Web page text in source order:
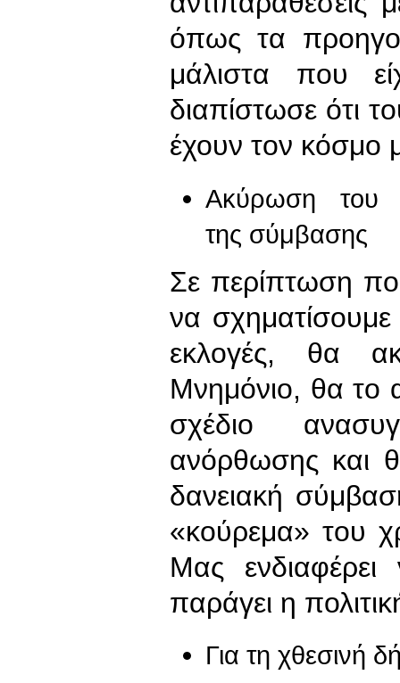
όπως τα
μάλιστα που
διαπίστωσε ότι
έχουν τον κόσμο
Ακύρωση του
της σύμβασης
Σε περίπτωση
να
εκλογές, θα
Μνημόνιο, θα το
σχέδιο
ανόρθωσης και
δανειακή
«κούρεμα» του
Μας
παράγει η
Για τη χθεσινή